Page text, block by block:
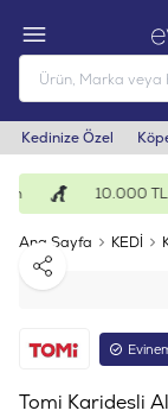
Kedinize Özel
10.000 TL
Ana Sayfa KEDİ
Paylaş
Tomi Karidesli